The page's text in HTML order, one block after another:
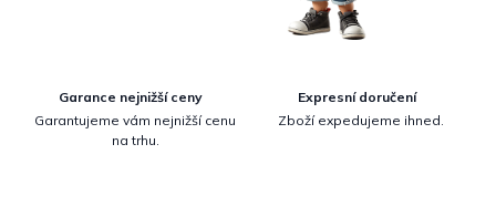
Garance nejnižší ceny
Garantujeme vám nejnižší cenu
na trhu.
Expresní doručení
Zboží expedujeme ihned.